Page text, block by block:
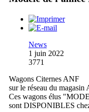
News
1 juin 2022
3771
Wagons Citernes ANF
sur le réseau du magasin
Ces wagons élus
sont DISPONIBLES